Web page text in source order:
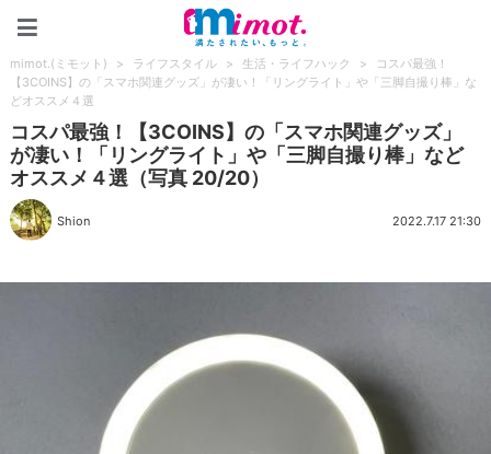
mimot.(ミモット) > ライフスタイル > 生活・ライフハック >
コスパ最強！
【3COINS】の「スマホ関連グッズ」が凄い！「リングライト」や「三脚自撮り棒」な
どオススメ４選
コスパ最強！【3COINS】の「スマホ関連グッズ」
が凄い！「リングライト」や「三脚自撮り棒」など
オススメ４選（写真 20/20）
Shion 2022.7.17 21:30